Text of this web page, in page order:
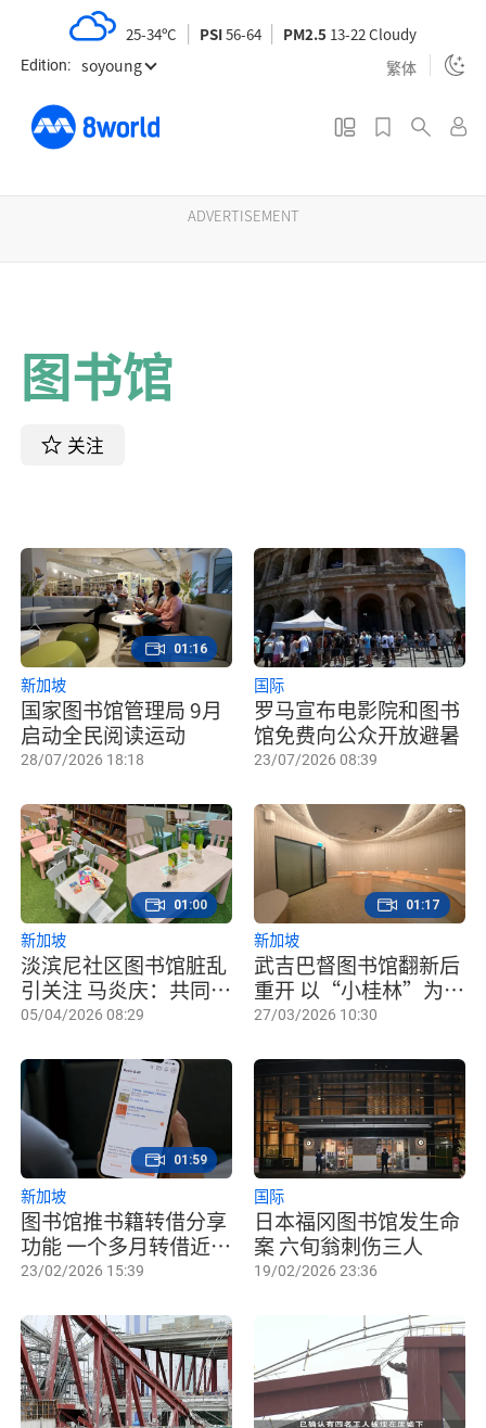
n
Edition: soyoung 繁体
25-34ºC PSI56-64 PM2.5 13-22 Cloudy
ADVERTISEMENT
图书馆
关注
国家图书馆管理局 9月
启动全民阅读运动
新加坡
28/07/2026 18:18
01:16
罗马宣布电影院和图书
馆免费向公众开放避暑
国际
23/07/2026 08:39
淡滨尼社区图书馆脏乱
引关注 马炎庆：共同维
护公共空间
新加坡
05/04/2026 08:29
01:00
武吉巴督图书馆翻新后
重开 以“小桂林”为灵
感打造疗愈阅读环境
新加坡
27/03/2026 10:30
01:17
图书馆推书籍转借分享
功能 一个多月转借近1
万3000次
新加坡
23/02/2026 15:39
01:59
日本福冈图书馆发生命
案 六旬翁刺伤三人
国际
19/02/2026 23:36